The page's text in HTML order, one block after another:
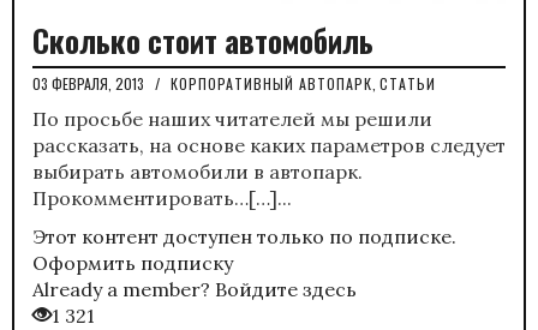
Сколько стоит автомобиль
03 ФЕВРАЛЯ, 2013 / КОРПОРАТИВНЫЙ АВТОПАРК СТАТЬИ
По просьбе наших читателей мы решили
рассказать, на основе каких параметров следует
выбирать автомобили в автопарк.
Прокомментировать…[…]...
Этот контент доступен только по подписке.
Оформить подписку
Already a member? Войдите здесь
1 321